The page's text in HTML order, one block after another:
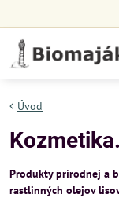
Úvod
Kozmetika.
Produkty prírodnej a
rastlinných olejov